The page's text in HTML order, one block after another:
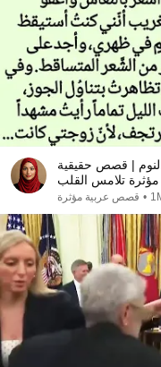
| قصص حقيقية
مؤثرة تلامس القلب
قصص عربية مؤثرة •